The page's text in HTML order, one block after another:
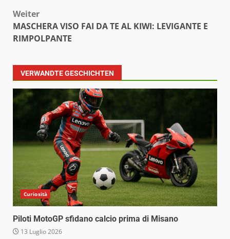
Weiter
MASCHERA VISO FAI DA TE AL KIWI: LEVIGANTE E
RIMPOLPANTE
VERWANDTE GESCHICHTEN
Curiosità
Piloti MotoGP sfidano calcio prima di Misano
13 Luglio 2026